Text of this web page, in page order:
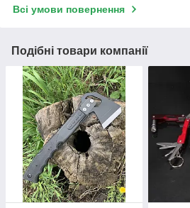
Всі умови повернення
Подібні товари компанії